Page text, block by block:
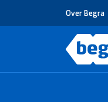
Over Begra